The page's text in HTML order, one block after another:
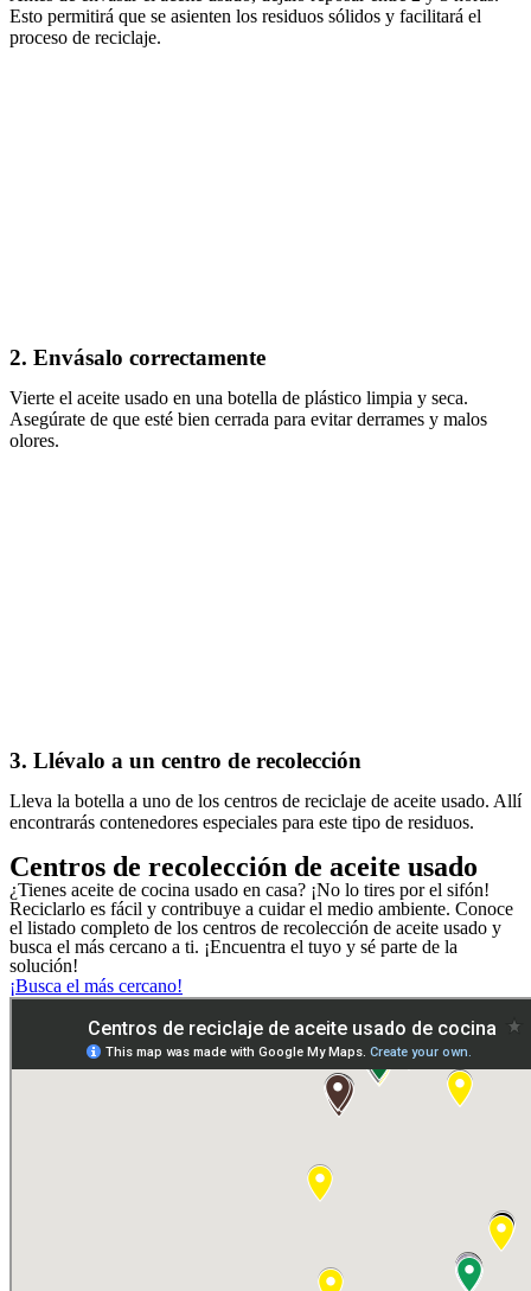
Esto permitirá que se asienten los residuos sólidos y facilitará el
proceso de reciclaje.
2. Envásalo correctamente
Vierte el aceite usado en una botella de plástico limpia y seca.
Asegúrate de que esté bien cerrada para evitar derrames y malos
olores.
3. Llévalo a un centro de recolección
Lleva la botella a uno de los centros de reciclaje de aceite usado. Allí
encontrarás contenedores especiales para este tipo de residuos.
Centros de recolección de aceite usado
¿Tienes aceite de cocina usado en casa? ¡No lo tires por el sifón!
Reciclarlo es fácil y contribuye a cuidar el medio ambiente. Conoce
el listado completo de los centros de recolección de aceite usado y
busca el más cercano a ti. ¡Encuentra el tuyo y sé parte de la
solución!
¡Busca el más cercano!